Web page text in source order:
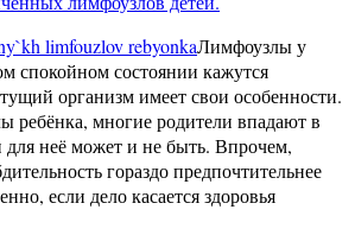
Лимфоузлы у
спокойном состоянии кажутся
организм имеет свои особенности.
ребёнка, многие родители впадают в
неё может и не быть. Впрочем,
гораздо предпочтительнее
если дело касается здоровья